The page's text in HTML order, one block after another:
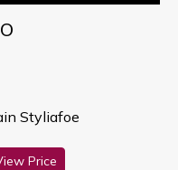
Styliafoe
Price